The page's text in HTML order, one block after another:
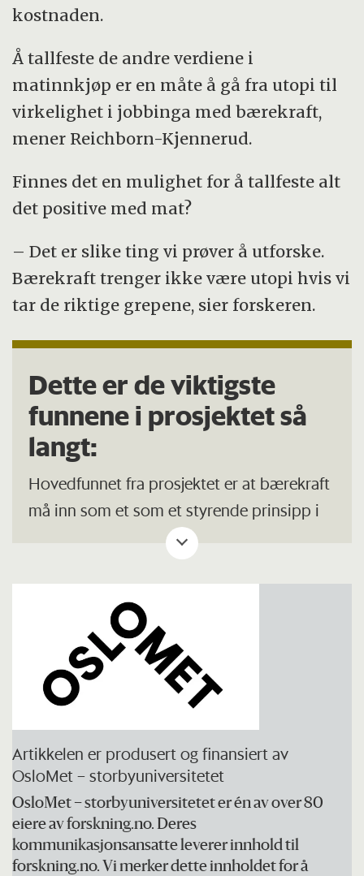
kostnaden.
Å tallfeste de andre verdiene i
matinnkjøp er en måte å gå fra utopi til
virkelighet i jobbinga med bærekraft,
mener Reichborn-Kjennerud.
Finnes det en mulighet for å tallfeste alt
det positive med mat?
– Det er slike ting vi prøver å utforske.
Bærekraft trenger ikke være utopi hvis vi
tar de riktige grepene, sier forskeren.
Dette er de viktigste
funnene i prosjektet så
langt:
Hovedfunnet fra prosjektet er at bærekraft
må inn som et som et styrende prinsipp i
innkjøpskontrakter.
Innkjøpskontrakter i dag styres av følgende
Flere leverandører og flere avtaler betyr
økt ressursbruk og dermed høyere
kostnader knyttet til innkjøp.
Kontraktene som lyses ut, er det bare
store leverandører som har kapasitet til
å innfri. Mindre og bærekraftige
leverandører kan i praksis ikke tilby
dette.
Artikkelen er produsert og finansiert av
OsloMet – storbyuniversitetet
OsloMet – storbyuniversitetet er én av over 80
eiere av forskning.no. Deres
kommunikasjonsansatte leverer innhold til
forskning.no. Vi merker dette innholdet for å